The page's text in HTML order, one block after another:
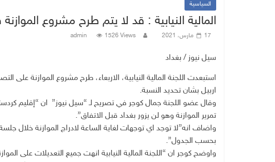
السياسية
المالية النيابية : قد لا يتم طرح مشروع
17 مارس، 2021 admin 1526 Views
سيل نيوز / بغداد
استبعدت اللجنة المالية النيابية، الاربعاء، طرح مشروع الموازنة
اربيل بشان تحديد النسبة.
وقال عضو اللجنة جمال كوجر في تصريح لـ “سيل نيوز” ان “إقليم
تمرير الموازنة وهو لن يزور بغداد قبل الاتفاق”.
واضاف انه”لا توجد اي توجهات لغاية الساعة لادراج الموازنة خلال
بحسب الجدول”.
واوضح كوجر ان “اللجنة المالية النيابية انهت جميع التعديلات على